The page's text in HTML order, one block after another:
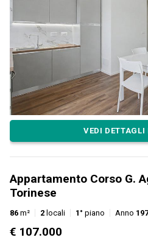
VEDI
Appartamento Corso G.
Torinese
86 m² 2 locali 1° piano Anno
€ 107.000